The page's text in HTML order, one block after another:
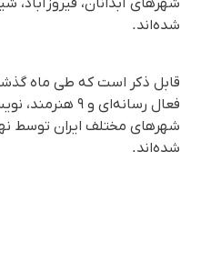
شهرهای آبدانان، فیروزآباد،
شده‌اند.
فعال رسانه‌ای و ۹
شهرهای مختلف ایران توسط
شده‌اند.